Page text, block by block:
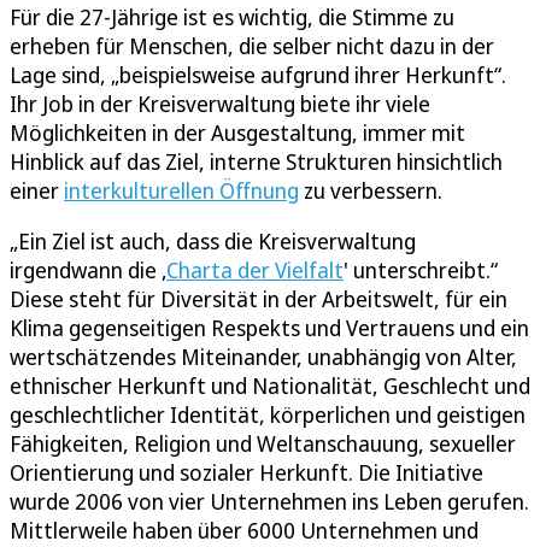
Für die 27-Jährige ist es wichtig, die Stimme zu
erheben für Menschen, die selber nicht dazu in der
Lage sind, „beispielsweise aufgrund ihrer Herkunft“.
Ihr Job in der Kreisverwaltung biete ihr viele
Möglichkeiten in der Ausgestaltung, immer mit
Hinblick auf das Ziel, interne Strukturen hinsichtlich
einer interkulturellen Öffnung zu verbessern.
„Ein Ziel ist auch, dass die Kreisverwaltung
irgendwann die ,Charta der Vielfalt' unterschreibt.“
Diese steht für Diversität in der Arbeitswelt, für ein
Klima gegenseitigen Respekts und Vertrauens und ein
wertschätzendes Miteinander, unabhängig von Alter,
ethnischer Herkunft und Nationalität, Geschlecht und
geschlechtlicher Identität, körperlichen und geistigen
Fähigkeiten, Religion und Weltanschauung, sexueller
Orientierung und sozialer Herkunft. Die Initiative
wurde 2006 von vier Unternehmen ins Leben gerufen.
Mittlerweile haben über 6000 Unternehmen und